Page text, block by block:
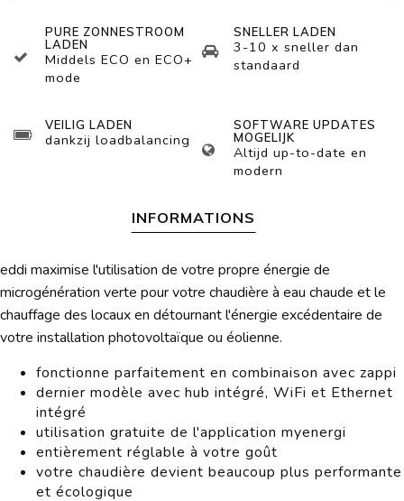
PURE ZONNESTROOM
LADEN
Middels ECO en ECO+
mode
SNELLER LADEN
3-10 x sneller dan
standaard
VEILIG LADEN
dankzij loadbalancing
SOFTWARE UPDATES
MOGELIJK
Altijd up-to-date en
modern
INFORMATIONS
eddi maximise l'utilisation de votre propre énergie de
microgénération verte pour votre chaudière à eau chaude et le
chauffage des locaux en détournant l'énergie excédentaire de
votre installation photovoltaïque ou éolienne.
fonctionne parfaitement en combinaison avec zappi
dernier modèle avec hub intégré, WiFi et Ethernet
intégré
utilisation gratuite de l'application myenergi
entièrement réglable à votre goût
votre chaudière devient beaucoup plus performante
et écologique